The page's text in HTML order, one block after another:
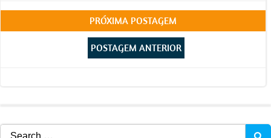
Post
navigation
PRÓXIMA POSTAGEM
Post
POSTAGEM ANTERIOR
Search